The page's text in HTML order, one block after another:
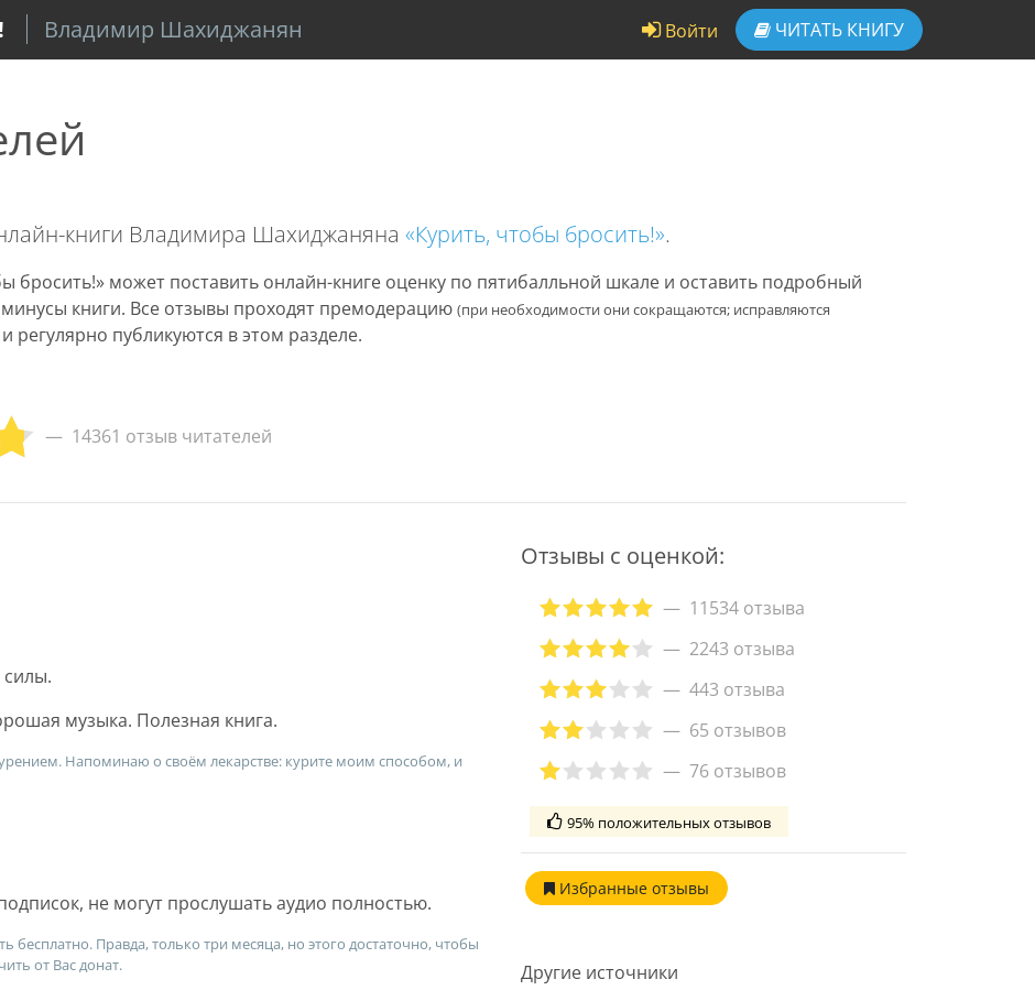
Владимир Шахиджанян Войти ЧИТАТЬ КНИГУ
книги Владимира Шахиджаняна «Курить, чтобы бросить!».
может поставить онлайн-книге оценку по пятибалльной шкале и оставить подробный
минусы книги. Все отзывы проходят премодерацию (при необходимости они сокращаются; исправляются
и регулярно публикуются в этом разделе.
14361 отзыв читателей
музыка. Полезная книга.
Напоминаю о своём лекарстве: курите моим способом, и
не могут прослушать аудио полностью.
Правда, только три месяца, но этого достаточно, чтобы
от Вас донат.
Отзывы с оценкой:
11534 отзыва
2243 отзыва
443 отзыва
65 отзывов
76 отзывов
95% положительных отзывов
Избранные отзывы
Другие источники